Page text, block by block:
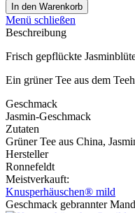
In den Warenkorb
Menü schließen
Beschreibung
Frisch gepflückte
Ein grüner Tee aus dem
Geschmack
Jasmin-Geschmack
Zutaten
Grüner Tee aus China,
Hersteller
Ronnefeldt
Meistverkauft:
Knusperhäuschen® mild
Geschmack gebrannter